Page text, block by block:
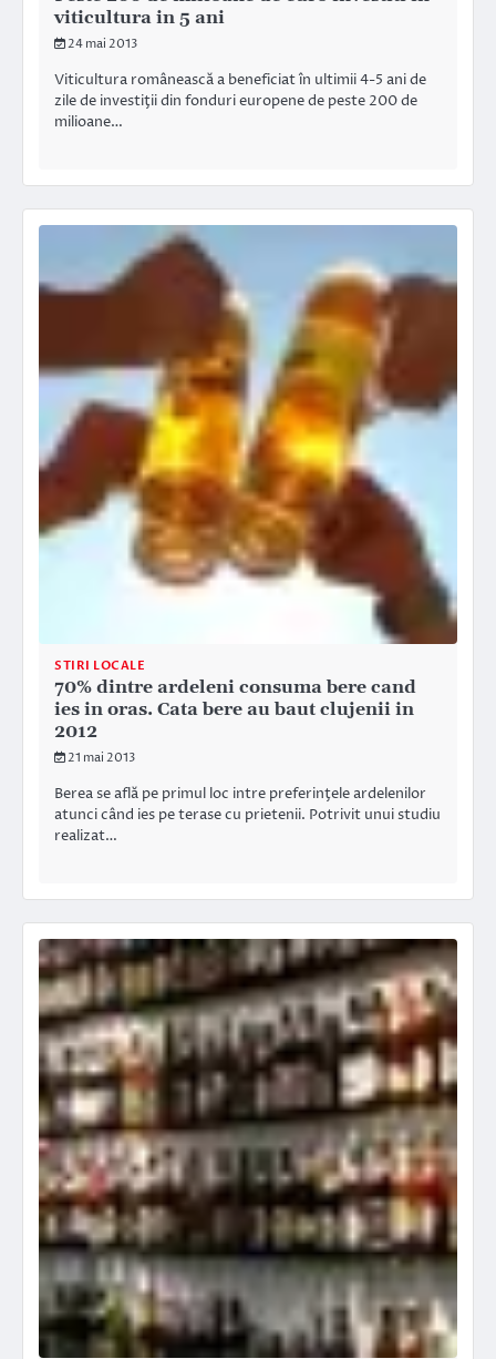
viticultura in 5 ani
24 mai 2013
Viticultura românească a beneficiat în ultimii 4-5 ani de
zile de investiţii din fonduri europene de peste 200 de
milioane…
STIRI LOCALE
70% dintre ardeleni consuma bere cand
ies in oras. Cata bere au baut clujenii in
2012
21 mai 2013
Berea se află pe primul loc intre preferinţele ardelenilor
atunci când ies pe terase cu prietenii. Potrivit unui studiu
realizat…